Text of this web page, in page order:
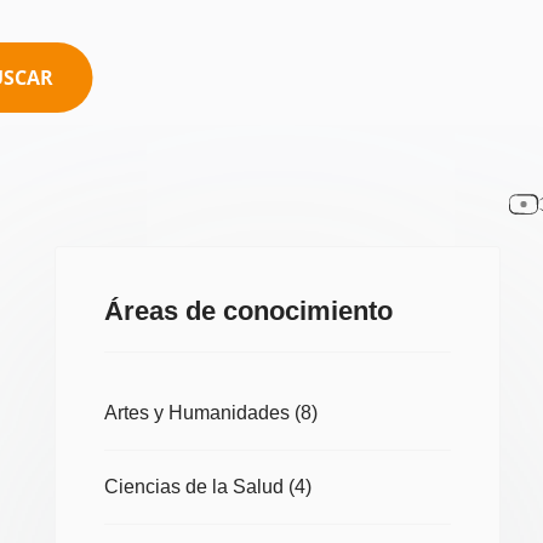
Áreas de conocimiento
Artes y Humanidades (8)
Ciencias de la Salud (4)